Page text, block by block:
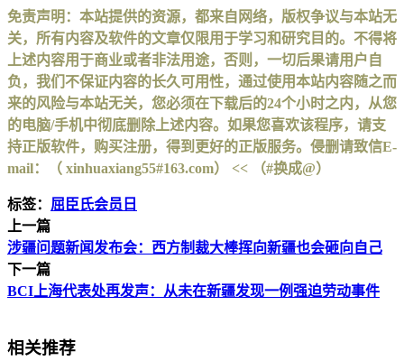
免责声明：本站提供的资源，都来自网络，版权争议与本站无
关，所有内容及软件的文章仅限用于学习和研究目的。不得将
上述内容用于商业或者非法用途，否则，一切后果请用户自
负，我们不保证内容的长久可用性，通过使用本站内容随之而
来的风险与本站无关，您必须在下载后的24个小时之内，从您
的电脑/手机中彻底删除上述内容。如果您喜欢该程序，请支
持正版软件，购买注册，得到更好的正版服务。侵删请致信E-
mail：（ xinhuaxiang55#163.com） << （#换成@）
标签： 屈臣氏会员日
上一篇
涉疆问题新闻发布会：西方制裁大棒挥向新疆也会砸向自己
下一篇
BCI上海代表处再发声：从未在新疆发现一例强迫劳动事件
相关推荐